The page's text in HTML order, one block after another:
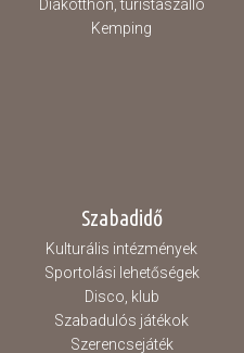
Diákotthon, turistaszálló
Kemping
Szabadidő
Kulturális intézmények
Sportolási lehetőségek
Disco, klub
Szabadulós játékok
Szerencsejáték